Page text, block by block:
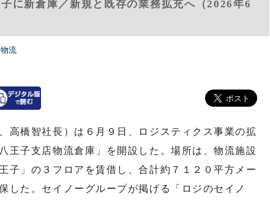
に新倉庫／新規と既存の業務拡充へ（2026年6
物流
高橋智社長）は６月９日、ロジスティクス事業の拡
王子支店物流倉庫」を開設した。場所は、物流施設
子」の３フロアを賃借し、合計約７１２０平方メー
した。セイノーグループが掲げる「ロジのセイノ